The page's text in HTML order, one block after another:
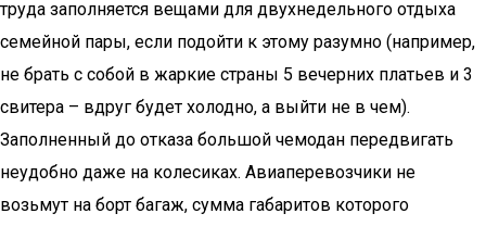
труда заполняется вещами для двухнедельного отдыха
семейной пары, если подойти к этому разумно (например,
не брать с собой в жаркие страны 5 вечерних платьев и 3
свитера – вдруг будет холодно, а выйти не в чем).
Заполненный до отказа большой чемодан передвигать
неудобно даже на колесиках. Авиаперевозчики не
возьмут на борт багаж, сумма габаритов которого